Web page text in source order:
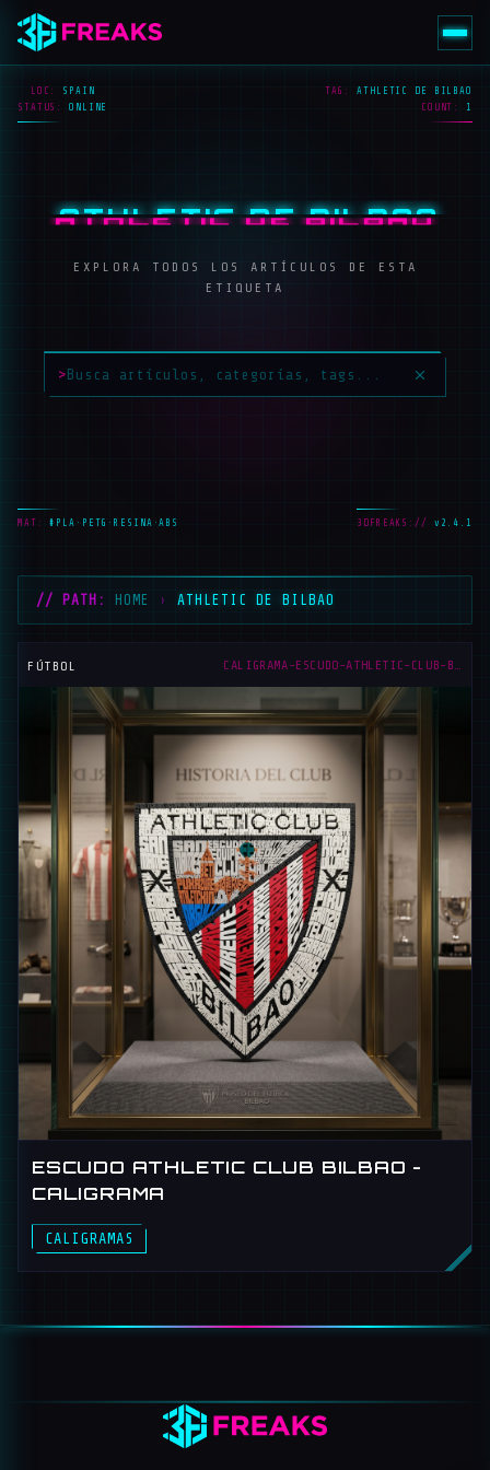
LOC:
SPAIN
STATUS:
ONLINE
TAG:
ATHLETIC DE BILBAO
COUNT:
1
MAT: #PLA·PETG·RESINA·ABS 3DFREAKS:// v2.4.1
ATHLETIC DE BILBAO
EXPLORA TODOS LOS ARTÍCULOS DE ESTA
ETIQUETA
>
// PATH: HOME › ATHLETIC DE BILBAO
FÚTBOL CALIGRAMA-ESCUDO-ATHLETIC-CLUB-BILBAO
ESCUDO ATHLETIC CLUB BILBAO -
CALIGRAMA
CALIGRAMAS